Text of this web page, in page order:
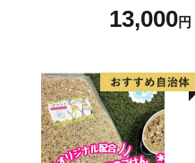
13,000円